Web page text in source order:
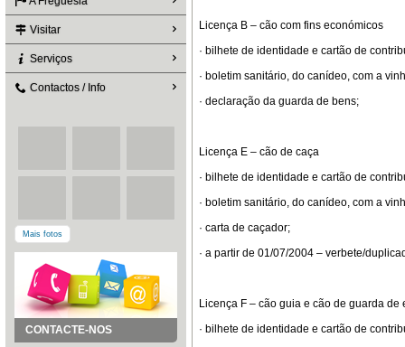
Visitar
Serviços
Contactos / Info
Mais fotos
CONTACTE-NOS
Licença B – cão com fins económicos
· bilhete de identidade e cartão de
· boletim sanitário, do canídeo, com a
· declaração da guarda de bens;
Licença E – cão de caça
· bilhete de identidade e cartão de
· boletim sanitário, do canídeo, com a
· carta de caçador;
· a partir de 01/07/2004 – verbete/
Licença F – cão guia e cão de guarda
· bilhete de identidade e cartão de